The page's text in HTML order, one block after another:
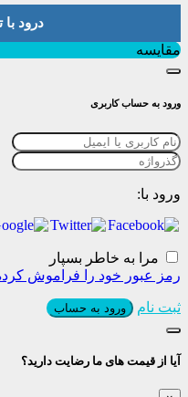
درود با
مقایسه
ورود به حساب کاربری
ورود با:
مرا به خاطر بسپار
رمز عبور خود را فراموش
ثبت نام ورود به حساب
آیا از قیمت های ما رضایت دارید؟